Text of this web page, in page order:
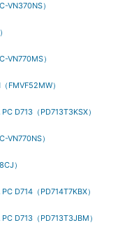
VN370NS）
VN770MS）
FMVF52MW）
D713（PD713T3KSX）
VN770NS）
）
D714（PD714T7KBX）
D713（PD713T3JBM）